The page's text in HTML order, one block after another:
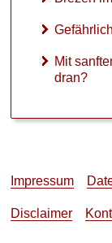
Mit
dran?
Impressum
Disclaimer